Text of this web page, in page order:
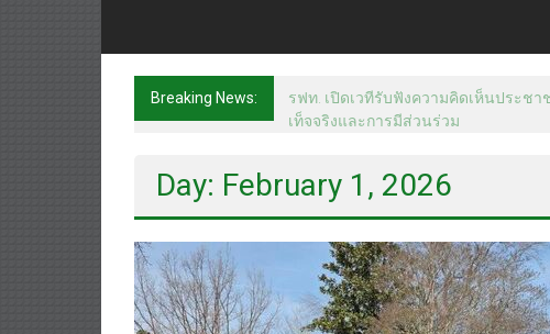
Breaking News: เจบีซี มวยอาชีพแห่งญี่ปุ่น พร้อมสนับสนุ
Day: February 1, 2026